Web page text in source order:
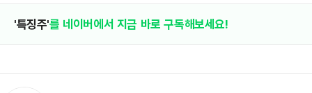
'특징주'를 네이버에서 지금 바로 구독해보세요!